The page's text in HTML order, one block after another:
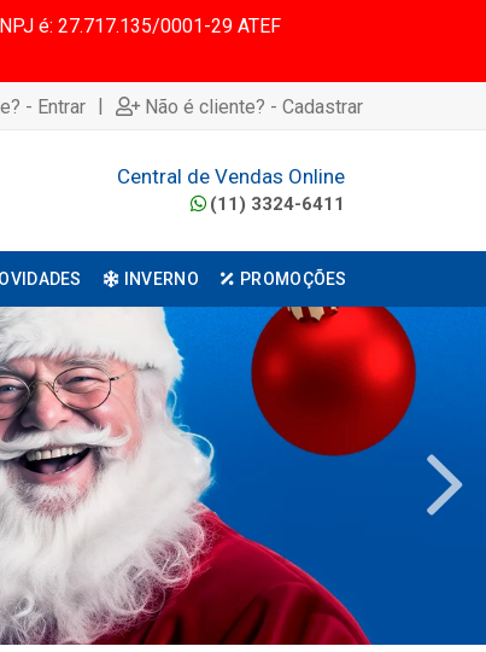
é: 27.717.135/0001-29 ATEF
- Entrar | Não é cliente? - Cadastrar
Central de Vendas Online
(11) 3324-6411
INVERNO PROMOÇÕES